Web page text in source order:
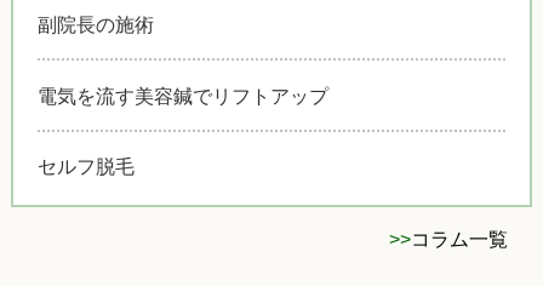
副院長の施術
電気を流す美容鍼でリフトアップ
セルフ脱毛
>>コラム一覧